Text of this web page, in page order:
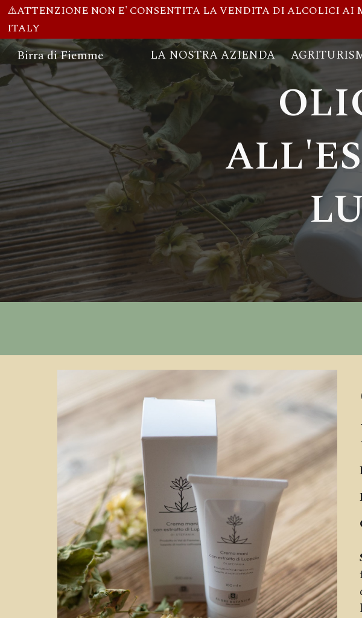
⚠️ATTENZIONE NON E' CONSENTITA LA VENDITA DI ALCOLICI
ITALY
Birra di Fiemme LA NOSTRA AZIENDA